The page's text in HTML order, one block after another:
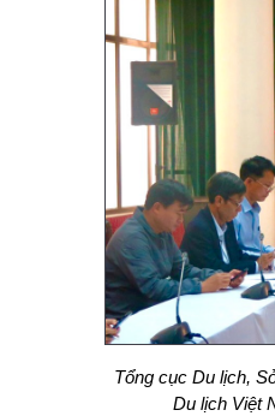
Tổng cục Du lịch,
Du lịch Việt